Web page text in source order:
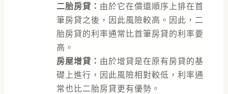
二胎房貸： 由於它在償還順序上排在首
筆房貸之後，因此風險較高。因此，二
胎房貸的利率通常比首筆房貸的利率要
高。
房屋增貸： 由於增貸是在原有房貸的基
礎上進行，因此風險相對較低，利率通
常也比二胎房貸更有優勢。